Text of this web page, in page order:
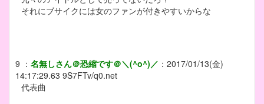
それにブサイクには女のファンが付きやすいからな
9 ： 名無しさん＠恐縮です＠＼(^o^)／ ： 2017/01/13(金)
14:17:29.63 9S7FTv/q0.net
代表曲